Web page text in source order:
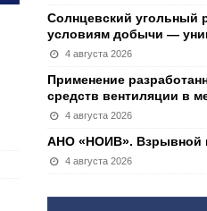
Солнцевский угольный
условиям добычи —
4 августа 2026
Применение
средств вентиляции в
4 августа 2026
АНО «НОИВ». Взрывной
4 августа 2026